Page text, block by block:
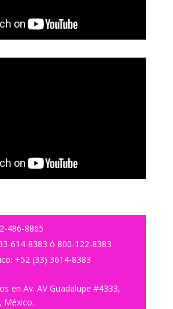
486-8865
614-8383 ó 800-122-8383
+52 (33) 3614-8383
en Av. AV Guadalupe #4333,
México.